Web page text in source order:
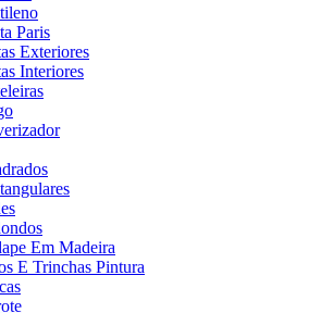
Paris
Exteriores
Interiores
Em Madeira
E Trinchas Pintura